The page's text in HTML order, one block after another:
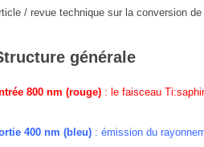
/ revue technique sur la conversion
générale
800 nm (rouge) : le faisceau
400 nm (bleu) : émission du